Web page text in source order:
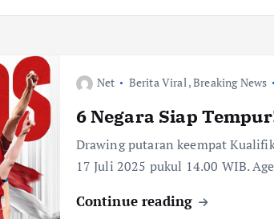
Net Berita Viral,Breaking News
6 Negara Siap
Drawing putaran keempat
17 Juli 2025 pukul 14.00 WIB.
Continue reading